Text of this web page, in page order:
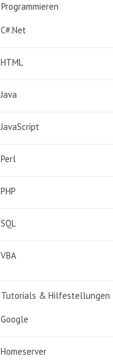
Programmieren
C#.Net
HTML
Java
JavaScript
Perl
PHP
SQL
VBA
Tutorials & Hilfestellungen
Google
Homeserver